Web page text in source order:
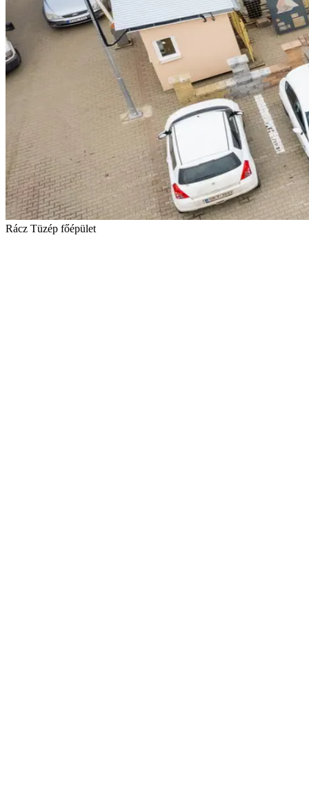
Rácz Tüzép főépület